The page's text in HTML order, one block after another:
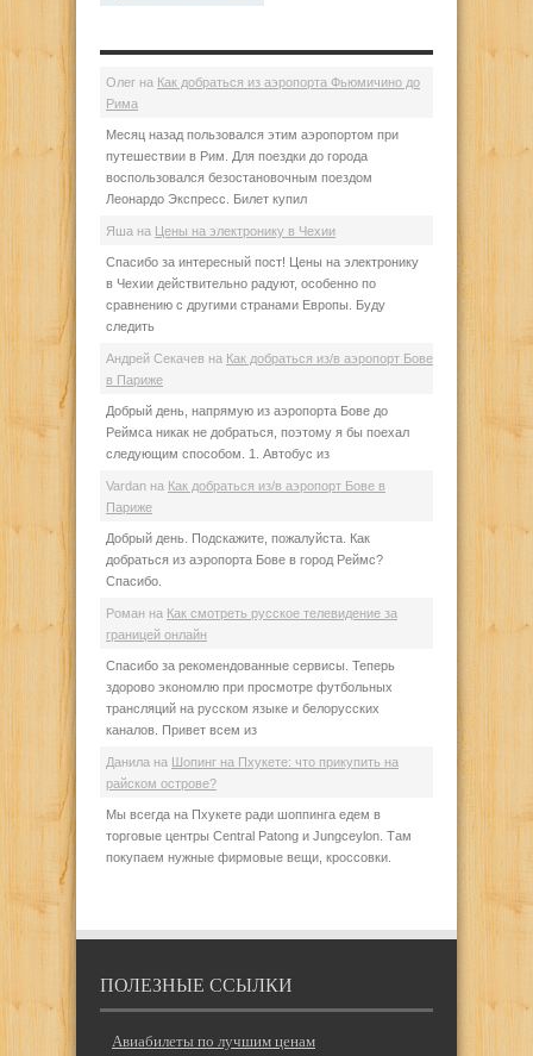
Олег на Как добраться из аэропорта Фьюмичино до
Рима
Месяц назад пользовался этим аэропортом при
путешествии в Рим. Для поездки до города
воспользовался безостановочным поездом
Леонардо Экспресс. Билет купил
Яша на Цены на электронику в Чехии
Спасибо за интересный пост! Цены на электронику
в Чехии действительно радуют, особенно по
сравнению с другими странами Европы. Буду
следить
Андрей Секачев на Как добраться из/в аэропорт Бове
в Париже
Добрый день, напрямую из аэропорта Бове до
Реймса никак не добраться, поэтому я бы поехал
следующим способом. 1. Автобус из
Vardan на Как добраться из/в аэропорт Бове в
Париже
Добрый день. Подскажите, пожалуйста. Как
добраться из аэропорта Бове в город Реймс?
Спасибо.
Роман на Как смотреть русское телевидение за
границей онлайн
Спасибо за рекомендованные сервисы. Теперь
здорово экономлю при просмотре футбольных
трансляций на русском языке и белорусских
каналов. Привет всем из
Данила на Шопинг на Пхукете: что прикупить на
райском острове?
Мы всегда на Пхукете ради шоппинга едем в
торговые центры Central Patong и Jungceylon. Там
покупаем нужные фирмовые вещи, кроссовки.
ПОЛЕЗНЫЕ ССЫЛКИ
Авиабилеты по лучшим ценам